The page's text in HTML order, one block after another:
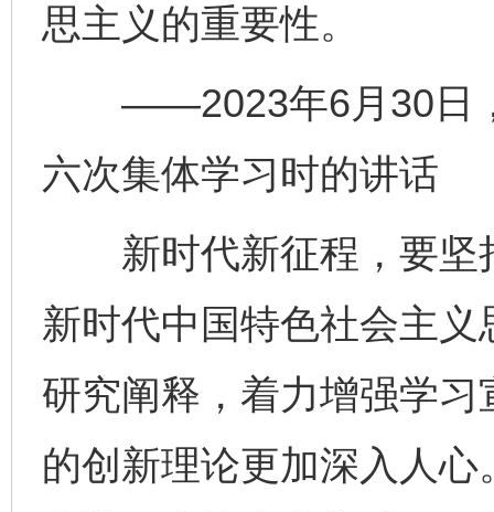
思主义的重要性。
——2023年6月30日，
六次集体学习时的讲话
新时代新征程，要坚
新时代中国特色社会主
研究阐释，着力增强学
的创新理论更加深入人心